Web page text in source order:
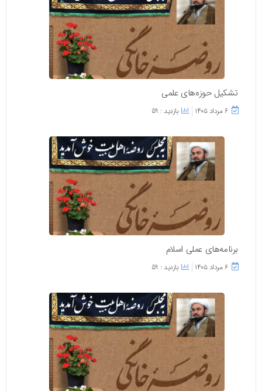
تشکیل حوزه‌های علمی
۶ مرداد ۱۴۰۵ بازدید : 59
برنامه‌های عملی اسلام
۶ مرداد ۱۴۰۵ بازدید : 59